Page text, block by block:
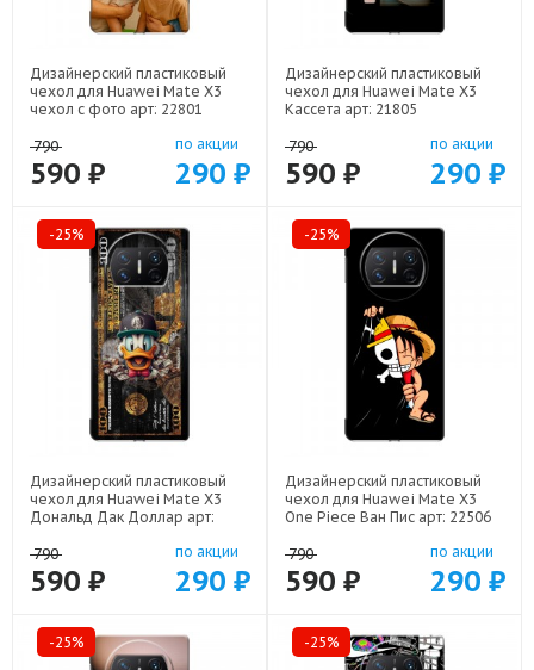
Дизайнерский пластиковый
чехол для Huawei Mate X3
чехол с фото арт: 22801
790
590 ₽
по акции
290 ₽
Дизайнерский пластиковый
чехол для Huawei Mate X3
Кассета арт: 21805
790
590 ₽
по акции
290 ₽
-25%
Дизайнерский пластиковый
чехол для Huawei Mate X3
Дональд Дак Доллар арт:
790
590 ₽
по акции
290 ₽
-25%
Дизайнерский пластиковый
чехол для Huawei Mate X3
One Piece Ван Пис арт: 22506
790
590 ₽
по акции
290 ₽
-25% -25%